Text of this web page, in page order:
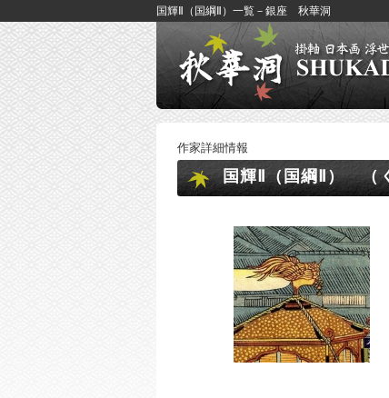
国輝Ⅱ（国綱Ⅱ）一覧－銀座 秋華洞
作家詳細情報
国輝Ⅱ（国綱Ⅱ） （